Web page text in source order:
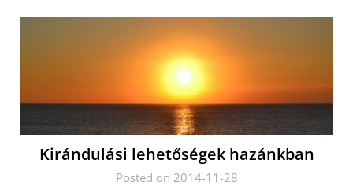
Kirándulási lehetőségek hazánkban
Posted on 2014-11-28